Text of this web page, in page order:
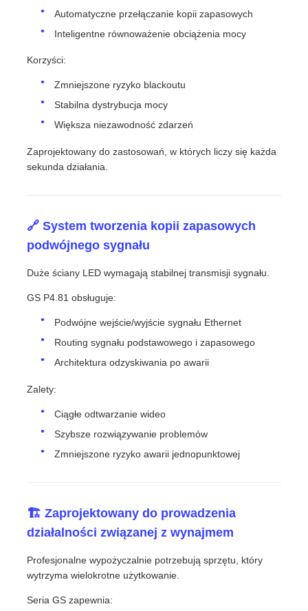
Automatyczne przełączanie kopii zapasowych
Inteligentne równoważenie obciążenia mocy
Korzyści:
Zmniejszone ryzyko blackoutu
Stabilna dystrybucja mocy
Większa niezawodność zdarzeń
Zaprojektowany do zastosowań, w których liczy się każda
sekunda działania.
🔗 System tworzenia kopii zapasowych
podwójnego sygnału
Duże ściany LED wymagają stabilnej transmisji sygnału.
GS P4.81 obsługuje:
Podwójne wejście/wyjście sygnału Ethernet
Routing sygnału podstawowego i zapasowego
Architektura odzyskiwania po awarii
Zalety:
Ciągłe odtwarzanie wideo
Szybsze rozwiązywanie problemów
Zmniejszone ryzyko awarii jednopunktowej
🏗️ Zaprojektowany do prowadzenia
działalności związanej z wynajmem
Profesjonalne wypożyczalnie potrzebują sprzętu, który
wytrzyma wielokrotne użytkowanie.
Seria GS zapewnia: